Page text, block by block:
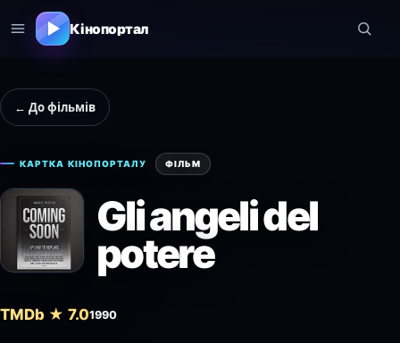
Кінопортал
← До фільмів
КАРТКА КІНОПОРТАЛУ ФІЛЬМ
Gli angeli del
potere
TMDb ★ 7.01990